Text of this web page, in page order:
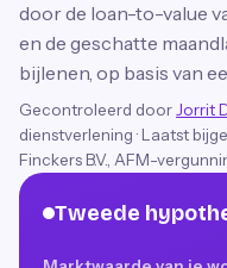
door de loan-to-value
en de geschatte
bijlenen, op basis van
Gecontroleerd door Jorrit
dienstverlening · Laatst
Finckers B.V., AFM-
Tweede